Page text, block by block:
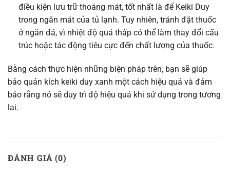
điều kiện lưu trữ thoáng mát, tốt nhất là để Keiki Duy
trong ngăn mát của tủ lạnh. Tuy nhiên, tránh đặt thuốc
ở ngăn đá, vì nhiệt độ quá thấp có thể làm thay đổi cấu
trúc hoặc tác động tiêu cực đến chất lượng của thuốc.
Bằng cách thực hiện những biện pháp trên, bạn sẽ giúp
bảo quản kích keiki duy xanh một cách hiệu quả và đảm
bảo rằng nó sẽ duy trì độ hiệu quả khi sử dụng trong tương
lai.
ĐÁNH GIÁ (0)